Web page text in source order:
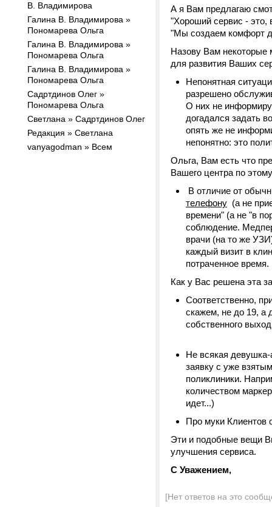
В. Владимирова
Галина В. Владимирова »
Пономарева Ольга
Галина В. Владимирова »
Пономарева Ольга
Галина В. Владимирова »
Пономарева Ольга
Садртдинов Олег »
Пономарева Ольга
Светлана » Садртдинов Олег
Редакция » Светлана
vanyagodman » Всем
А я Вам предлагаю
"Хороший сервис - это,
"Мы создаем комфорт
Назову Вам некоторые
для развития Ваших
Непонятная
разрешено
О них не
догадался задать
опять же не
непонятно: это
Ольга, Вам есть что
Вашего центра по
В отличие от
телефону (а не
времени" (а не "в
соблюдение.
врачи (на то же
каждый визит в
потраченное время.
Как у Вас решена эта
Соответственно,
скажем, не до 19, а
собственного
Не всякая
заявку с уже
поликлиники.
количеством
идет...)
Про муки Клиентов
Эти и подобные вещи
улучшения сервиса.
С Уважением,
[Нет ответов на это